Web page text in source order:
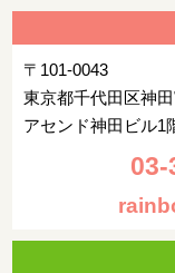
〒101-0043
東京都千代田区神
アセンド神田ビル1
03-